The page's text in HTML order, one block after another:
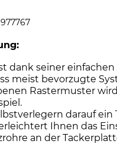
dank seiner
meist bevorzugte
Rastermuster
darauf ein
Ihnen das
an der